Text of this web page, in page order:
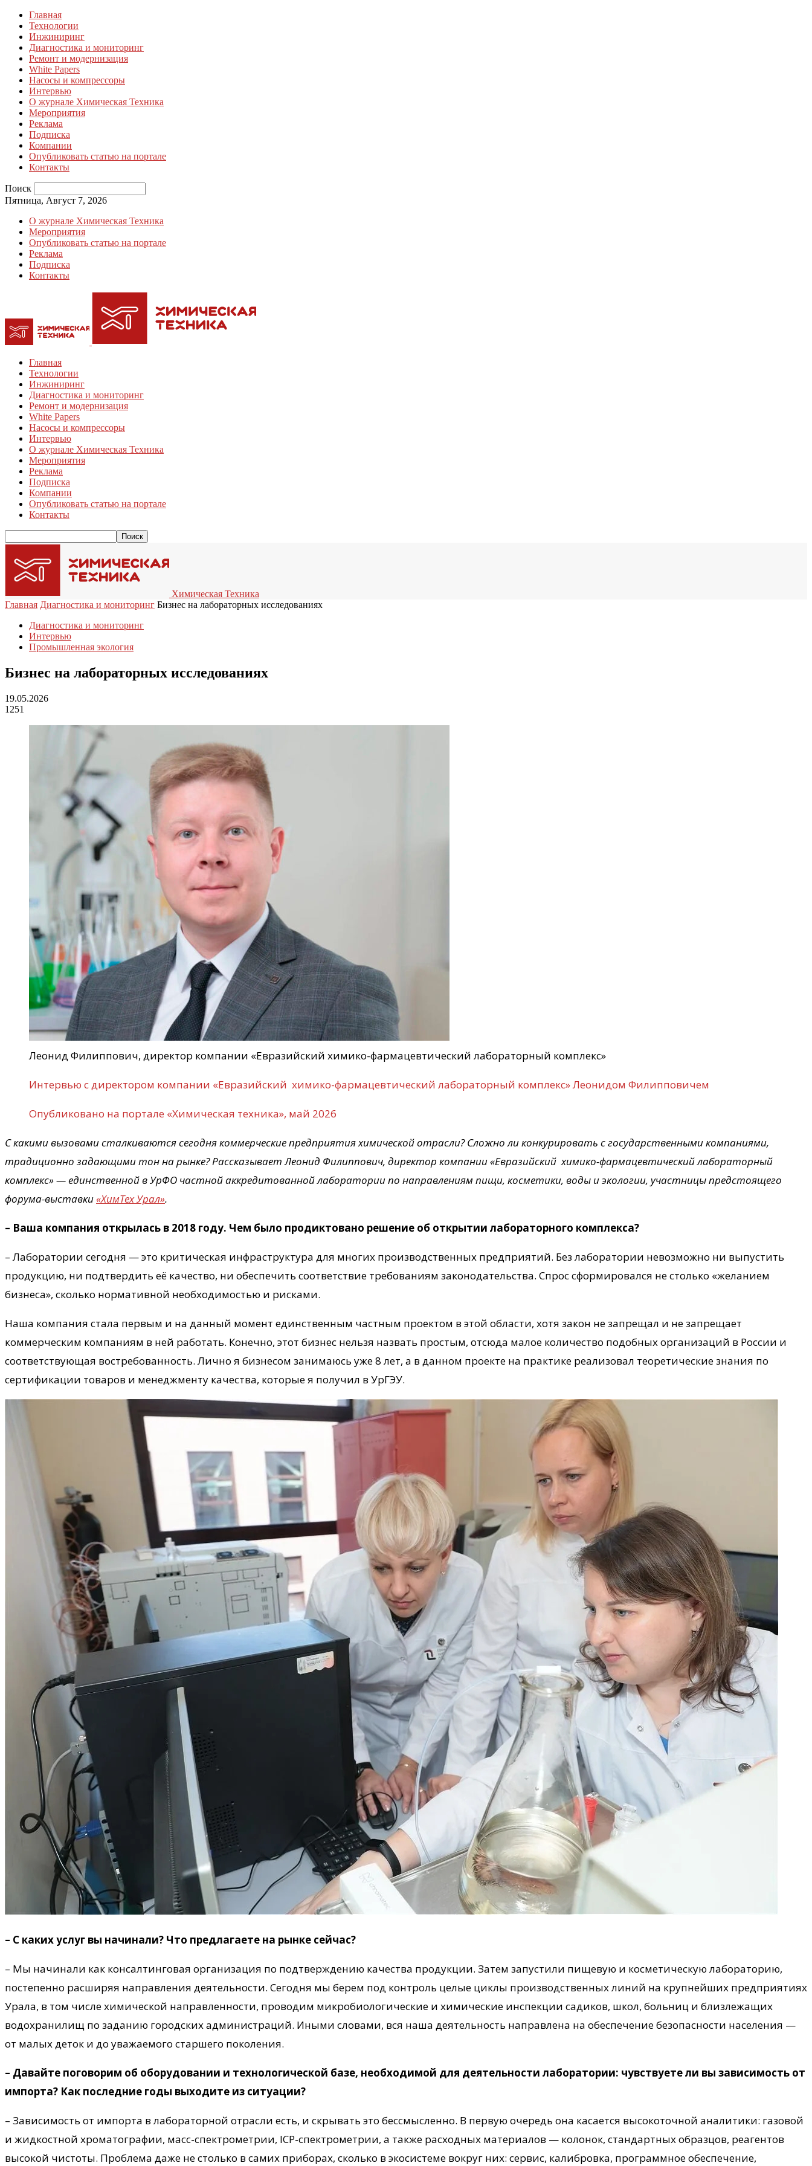
Главная
Технологии
Инжиниринг
Диагностика и мониторинг
Ремонт и модернизация
White Papers
Насосы и компрессоры
Интервью
О журнале Химическая Техника
Мероприятия
Реклама
Подписка
Компании
Опубликовать статью на портале
Контакты
Поиск
Пятница, Август 7, 2026
О журнале Химическая Техника
Мероприятия
Опубликовать статью на портале
Реклама
Подписка
Контакты
Главная
Технологии
Инжиниринг
Диагностика и мониторинг
Ремонт и модернизация
White Papers
Насосы и компрессоры
Интервью
О журнале Химическая Техника
Мероприятия
Реклама
Подписка
Компании
Опубликовать статью на портале
Контакты
Химическая Техника
Главная Диагностика и мониторинг Бизнес на лабораторных исследованиях
Диагностика и мониторинг
Интервью
Промышленная экология
Бизнес на лабораторных исследованиях
19.05.2026
1251
Леонид Филиппович, директор компании «Евразийский химико-фармацевтический лабораторный комплекс»
Интервью с директором компании «Евразийский химико-фармацевтический лабораторный комплекс» Леонидом Филипповичем
Опубликовано на портале «Химическая техника», май 2026
С какими вызовами сталкиваются сегодня коммерческие предприятия химической отрасли? Сложно ли конкурировать с государственными компаниями,
традиционно задающими тон на рынке? Рассказывает Леонид Филиппович, директор компании «Евразийский химико-фармацевтический лабораторный
комплекс» — единственной в УрФО частной аккредитованной лаборатории по направлениям пищи, косметики, воды и экологии, участницы предстоящего
форума-выставки«ХимТех Урал».
– Ваша компания открылась в 2018 году. Чем было продиктовано решение об открытии лабораторного комплекса?
– Лаборатории сегодня — это критическая инфраструктура для многих производственных предприятий. Без лаборатории невозможно ни выпустить
продукцию, ни подтвердить её качество, ни обеспечить соответствие требованиям законодательства. Спрос сформировался не столько «желанием
бизнеса», сколько нормативной необходимостью и рисками.
Наша компания стала первым и на данный момент единственным частным проектом в этой области, хотя закон не запрещал и не запрещает
коммерческим компаниям в ней работать. Конечно, этот бизнес нельзя назвать простым, отсюда малое количество подобных организаций в России и
соответствующая востребованность. Лично я бизнесом занимаюсь уже 8 лет, а в данном проекте на практике реализовал теоретические знания по
сертификации товаров и менеджменту качества, которые я получил в УрГЭУ.
– С каких услуг вы начинали? Что предлагаете на рынке сейчас?
– Мы начинали как консалтинговая организация по подтверждению качества продукции. Затем запустили пищевую и косметическую лабораторию,
постепенно расширяя направления деятельности. Сегодня мы берем под контроль целые циклы производственных линий на крупнейших предприятиях
Урала, в том числе химической направленности, проводим микробиологические и химические инспекции садиков, школ, больниц и близлежащих
водохранилищ по заданию городских администраций. Иными словами, вся наша деятельность направлена на обеспечение безопасности населения —
от малых деток и до уважаемого старшего поколения.
– Давайте поговорим об оборудовании и технологической базе, необходимой для деятельности лаборатории: чувствуете ли вы зависимость от
импорта? Как последние годы выходите из ситуации?
– Зависимость от импорта в лабораторной отрасли есть, и скрывать это бессмысленно. В первую очередь она касается высокоточной аналитики: газовой
и жидкостной хроматографии, масс-спектрометрии, ICP-спектрометрии, а также расходных материалов — колонок, стандартных образцов, реагентов
высокой чистоты. Проблема даже не столько в самих приборах, сколько в экосистеме вокруг них: сервис, калибровка, программное обеспечение,